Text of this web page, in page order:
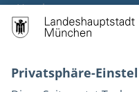
Hotels
Barrierefreiheit